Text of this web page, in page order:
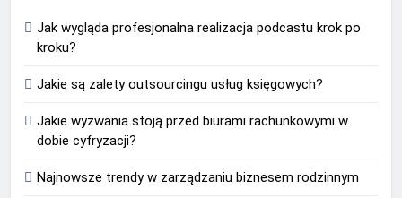
Jak wygląda profesjonalna realizacja podcastu krok po
kroku?
Jakie są zalety outsourcingu usług księgowych?
Jakie wyzwania stoją przed biurami rachunkowymi w
dobie cyfryzacji?
Najnowsze trendy w zarządzaniu biznesem rodzinnym